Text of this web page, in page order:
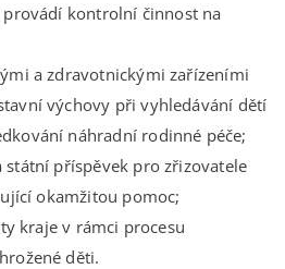
kontrolní činnost na
a zdravotnickými zařízeními
výchovy při vyhledávání dětí
náhradní rodinné péče;
příspěvek pro zřizovatele
okamžitou pomoc;
kraje v rámci procesu
děti.